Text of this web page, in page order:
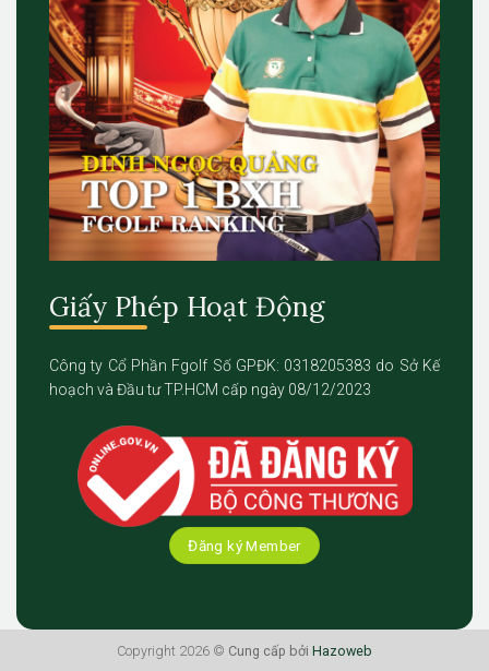
Giấy Phép Hoạt Động
Công ty Cổ Phần Fgolf Số GPĐK: 0318205383 do Sở Kế
hoạch và Đầu tư TP.HCM cấp ngày 08/12/2023
Đăng ký Member
Copyright 2026 © Cung cấp bởi Hazoweb